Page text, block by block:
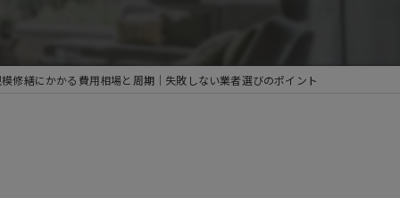
修繕にかかる費用相場と周期｜失敗しない業者選びのポイント